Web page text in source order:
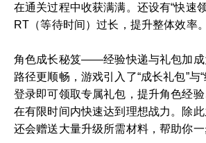
在通关过程中收获满满。还设有“快速
RT（等待时间）过长，提升整体效率。
角色成长秘笈——经验快递与礼包加成
路径更顺畅，游戏引入了“成长礼包”与
登录即可领取专属礼包，提升角色经
在有限时间内快速达到理想战力。除
还会赠送大量升级所需材料，帮助你一